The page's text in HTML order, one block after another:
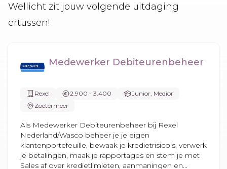
Wellicht zit jouw volgende uitdaging
ertussen!
Medewerker Debiteurenbeheer
Rexel 2.900 - 3.400
Junior, Medior
Zoetermeer
Als Medewerker Debiteurenbeheer bij Rexel
Nederland/Wasco beheer je je eigen
klantenportefeuille, bewaak je kredietrisico’s, verwerk
je betalingen, maak je rapportages en stem je met
Sales af over kredietlimieten, aanmaningen en...